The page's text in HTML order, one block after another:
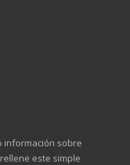
información sobre
este simple